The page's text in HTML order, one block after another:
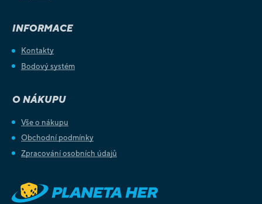
INFORMACE
Kontakty
Bodový systém
O NÁKUPU
Vše o nákupu
Obchodní podmínky
Zpracování osobních údajů